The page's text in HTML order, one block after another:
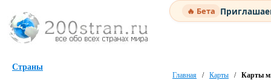
🔥 Бета
Страны
Главная / Карты / Карты